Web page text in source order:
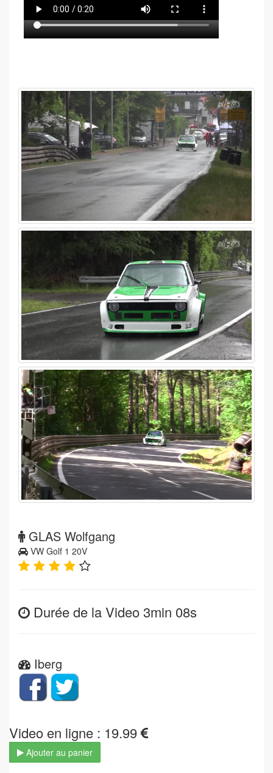
GLAS Wolfgang
VW Golf 1 20V
Durée de la Video 3min 08s
Iberg
Video en ligne : 19.99
Ajouter au panier